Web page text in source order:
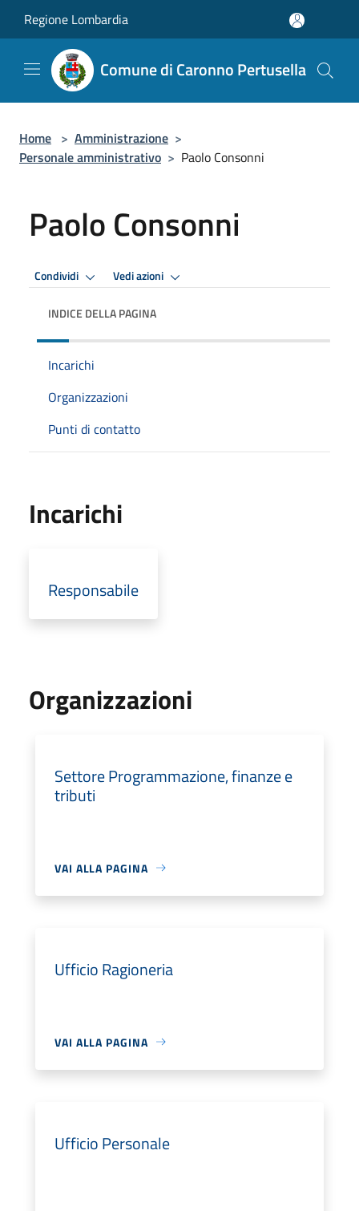
Regione Lombardia
Comune di Caronno Pertusella
Home > Amministrazione >
Personale amministrativo > Paolo Consonni
Paolo Consonni
Condividi Vedi azioni
INDICE DELLA PAGINA
Incarichi
Organizzazioni
Punti di contatto
Incarichi
Responsabile
Organizzazioni
Settore Programmazione, finanze e
tributi
VAI ALLA PAGINA
Ufficio Ragioneria
VAI ALLA PAGINA
Ufficio Personale